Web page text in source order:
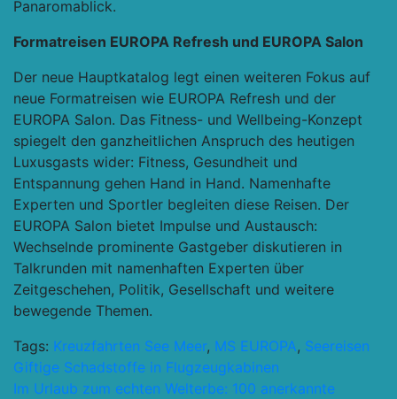
Panaromablick.
Formatreisen EUROPA Refresh und EUROPA Salon
Der neue Hauptkatalog legt einen weiteren Fokus auf
neue Formatreisen wie EUROPA Refresh und der
EUROPA Salon. Das Fitness- und Wellbeing-Konzept
spiegelt den ganzheitlichen Anspruch des heutigen
Luxusgasts wider: Fitness, Gesundheit und
Entspannung gehen Hand in Hand. Namenhafte
Experten und Sportler begleiten diese Reisen. Der
EUROPA Salon bietet Impulse und Austausch:
Wechselnde prominente Gastgeber diskutieren in
Talkrunden mit namenhaften Experten über
Zeitgeschehen, Politik, Gesellschaft und weitere
bewegende Themen.
Tags: Kreuzfahrten See Meer, MS EUROPA, Seereisen
Beitragsnavigation
Giftige Schadstoffe in Flugzeugkabinen
Im Urlaub zum echten Welterbe: 100 anerkannte